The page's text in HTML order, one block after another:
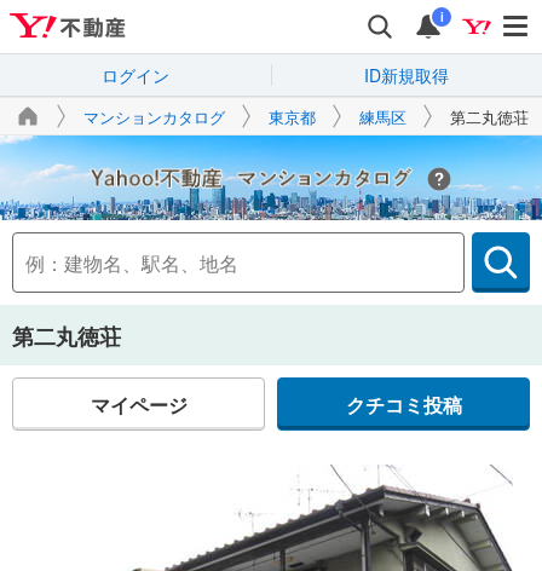
i
ログイン ID新規取得
マンションカタログ 東京都 練馬区 第二丸徳荘
Yahoo!不動産
第二丸徳荘
マイページ クチコミ投稿